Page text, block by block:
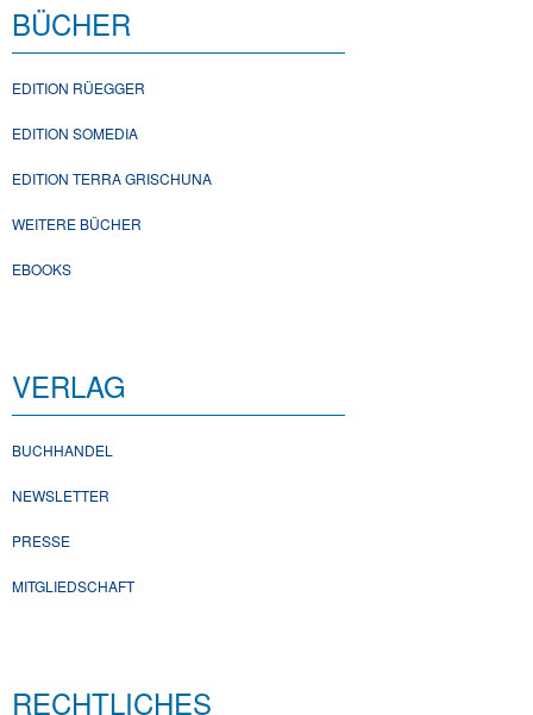
BÜCHER
EDITION RÜEGGER
EDITION SOMEDIA
EDITION TERRA GRISCHUNA
WEITERE BÜCHER
EBOOKS
VERLAG
BUCHHANDEL
NEWSLETTER
PRESSE
MITGLIEDSCHAFT
RECHTLICHES